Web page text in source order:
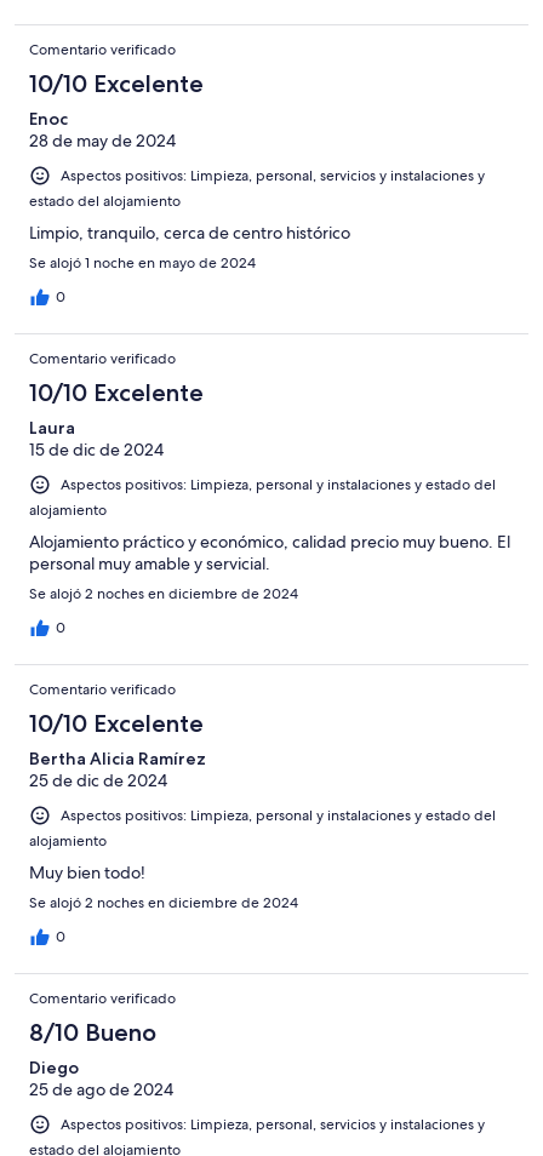
Comentario verificado
10/10 Excelente
Enoc
28 de may de 2024
Aspectos positivos: Limpieza, personal, servicios y instalaciones y
estado del alojamiento
Limpio, tranquilo, cerca de centro histórico
Se alojó 1 noche en mayo de 2024
0
Comentario verificado
10/10 Excelente
Laura
15 de dic de 2024
Aspectos positivos: Limpieza, personal y instalaciones y estado del
alojamiento
Alojamiento práctico y económico, calidad precio muy bueno. El
personal muy amable y servicial.
Se alojó 2 noches en diciembre de 2024
0
Comentario verificado
10/10 Excelente
Bertha Alicia Ramírez
25 de dic de 2024
Aspectos positivos: Limpieza, personal y instalaciones y estado del
alojamiento
Muy bien todo!
Se alojó 2 noches en diciembre de 2024
0
Comentario verificado
8/10 Bueno
Diego
25 de ago de 2024
Aspectos positivos: Limpieza, personal, servicios y instalaciones y
estado del alojamiento